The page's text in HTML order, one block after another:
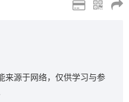
来源于网络，仅供学习与参